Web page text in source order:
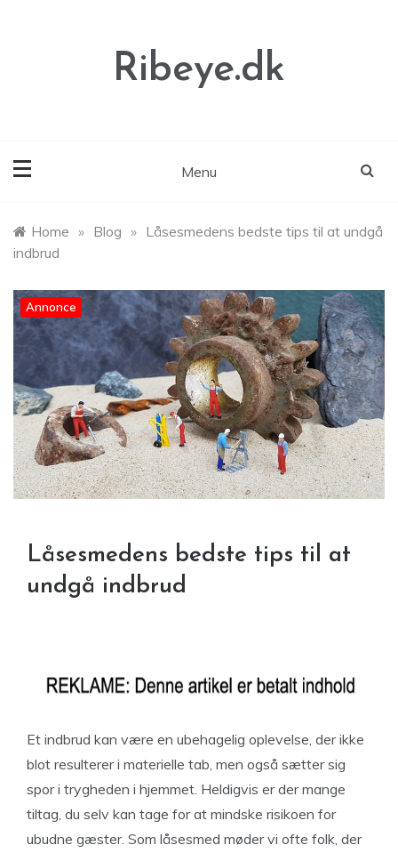
Ribeye.dk
Menu
Home » Blog » Låsesmedens bedste tips til at undgå
indbrud
Annonce
Låsesmedens bedste tips til at
undgå indbrud
Et indbrud kan være en ubehagelig oplevelse, der ikke
blot resulterer i materielle tab, men også sætter sig
spor i trygheden i hjemmet. Heldigvis er der mange
tiltag, du selv kan tage for at mindske risikoen for
ubudne gæster. Som låsesmed møder vi ofte folk, der